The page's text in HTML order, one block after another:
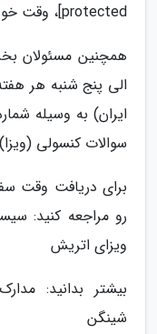
protected]، وقت خود را رزرو کنند.
همچنین مسئولان
سوالات کنسولی
برای دریافت وقت
رو مراجعه کنید:
ویزای اتریش
بیشتر بدانید:
شینگن